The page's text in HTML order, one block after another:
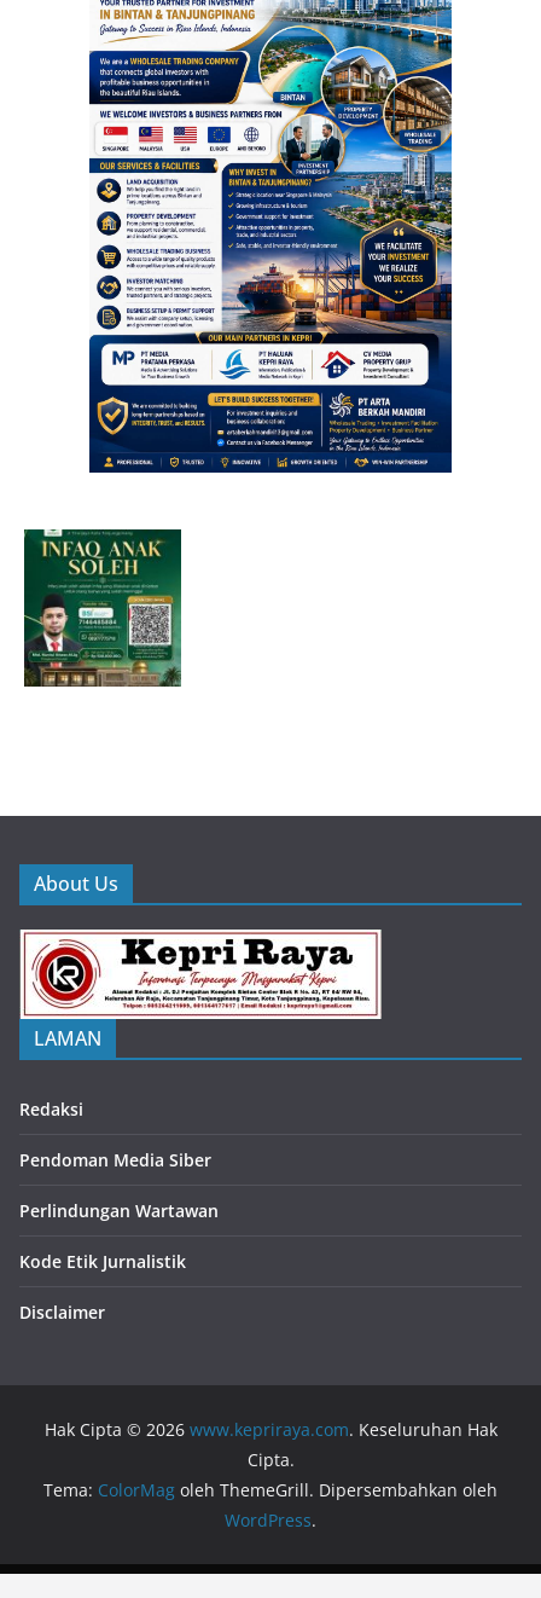
About Us
LAMAN
Redaksi
Pendoman Media Siber
Perlindungan Wartawan
Kode Etik Jurnalistik
Disclaimer
Hak Cipta © 2026 www.kepriraya.com. Keseluruhan Hak
Cipta.
Tema: ColorMag oleh ThemeGrill. Dipersembahkan oleh
WordPress.